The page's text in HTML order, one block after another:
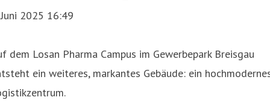
2025 16:49
dem Losan Pharma Campus im Gewerbepark Breisgau
ein weiteres, markantes Gebäude: ein